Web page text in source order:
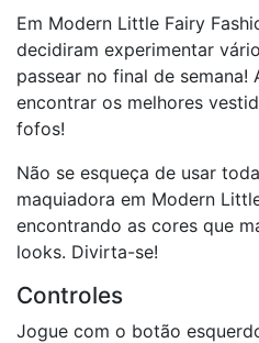
Em Modern Little Fairy
decidiram experimentar
passear no final de semana!
encontrar os melhores
fofos!
Não se esqueça de usar
maquiadora em Modern
encontrando as cores que
looks. Divirta-se!
Controles
Jogue com o botão